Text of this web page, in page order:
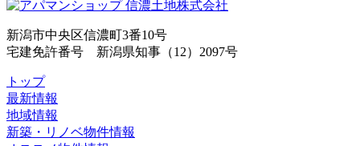
新潟市中央区信濃町3番10号
宅建免許番号 新潟県知事（12）2097号
トップ
最新情報
地域情報
新築・リノベ物件情報